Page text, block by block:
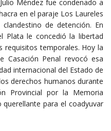
Méndez fue condenado a
en el paraje Los Laureles
de detención. En
Plata le concedió la libertad
requisitos temporales. Hoy la
Casación Penal revocó esa
internacional del Estado de
derechos humanos durante
Provincial por la Memoria
para el coadyuvar